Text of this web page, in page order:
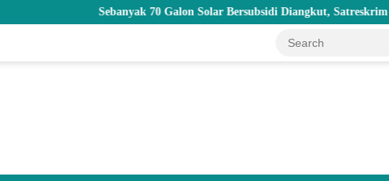
Sebanyak 70 Galon Solar Bersubsidi Diangkut, Satreskrim Polres